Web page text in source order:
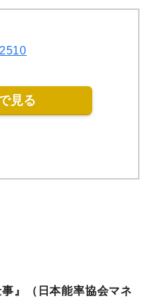
見る
』（日本能率協会マネ